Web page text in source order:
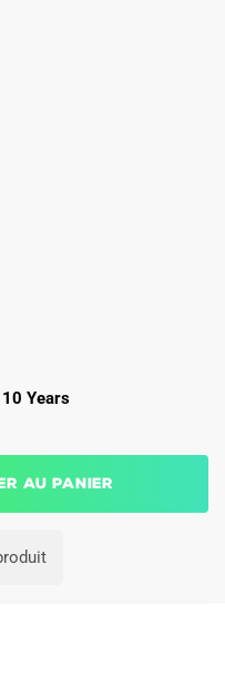
10 Years
au panier